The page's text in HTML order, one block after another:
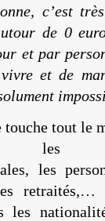
c’est
de 0
et par
et de
touche tout le
les
les
retraités,…
les